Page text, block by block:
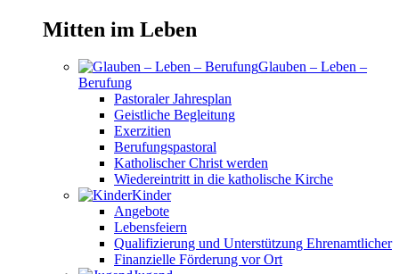
Mitten im Leben
Glauben – Leben –
Berufung
Pastoraler Jahresplan
Geistliche Begleitung
Exerzitien
Berufungspastoral
Katholischer Christ werden
Wiedereintritt in die katholische Kirche
Kinder
Angebote
Lebensfeiern
Qualifizierung und Unterstützung Ehrenamtlicher
Finanzielle Förderung vor Ort